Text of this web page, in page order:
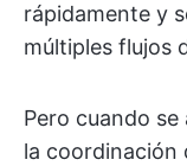
rápidamente y
múltiples flujos
Pero cuando
la coordinación